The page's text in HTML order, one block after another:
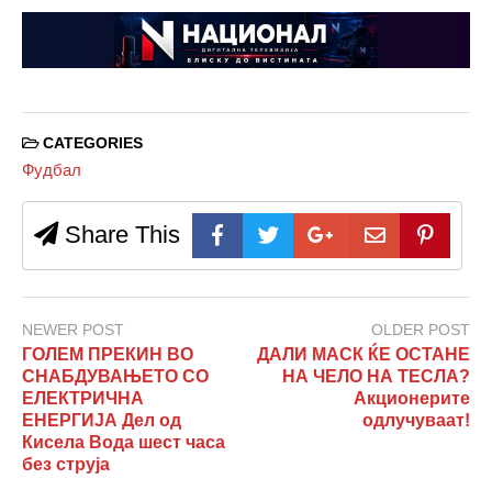
CATEGORIES
Фудбал
Share This
NEWER POST
ГОЛЕМ ПРЕКИН ВО
СНАБДУВАЊЕТО СО
ЕЛЕКТРИЧНА
ЕНЕРГИЈА Дел од
Кисела Вода шест часа
без струја
OLDER POST
ДАЛИ МАСК ЌЕ ОСТАНЕ
НА ЧЕЛО НА ТЕСЛА?
Акционерите
одлучуваат!